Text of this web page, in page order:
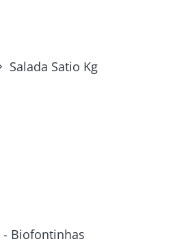
Salada Satio Kg
- Biofontinhas